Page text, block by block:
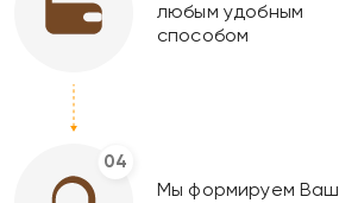
любым удобным
способом
04
Мы формируем Ваш